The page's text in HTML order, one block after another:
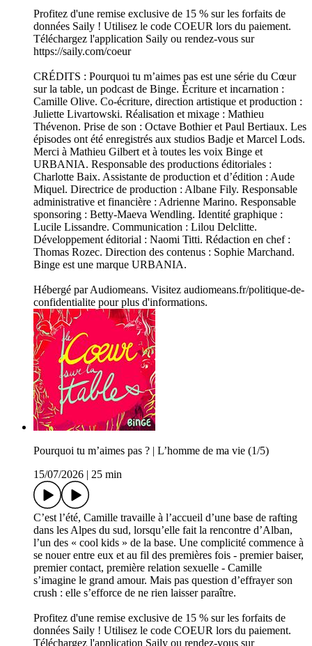
Profitez d'une remise exclusive de 15 % sur les forfaits de
données Saily ! Utilisez le code COEUR lors du paiement.
Téléchargez l'application Saily ou rendez-vous sur
https://saily.com/coeur
CRÉDITS : Pourquoi tu m’aimes pas est une série du Cœur
sur la table, un podcast de Binge. Écriture et incarnation :
Camille Olive. Co-écriture, direction artistique et production :
Juliette Livartowski. Réalisation et mixage : Mathieu
Thévenon. Prise de son : Octave Bothier et Paul Bertiaux. Les
épisodes ont été enregistrés aux studios Badje et Marcel Lods.
Merci à Mathieu Gilbert et à toutes les voix Binge et
URBANIA. Responsable des productions éditoriales :
Charlotte Baix. Assistante de production et d’édition : Aude
Miquel. Directrice de production : Albane Fily. Responsable
administrative et financière : Adrienne Marino. Responsable
sponsoring : Betty-Maeva Wendling. Identité graphique :
Lucile Lissandre. Communication : Lilou Delclitte.
Développement éditorial : Naomi Titti. Rédaction en chef :
Thomas Rozec. Direction des contenus : Sophie Marchand.
Binge est une marque URBANIA.
Hébergé par Audiomeans. Visitez audiomeans.fr/politique-de-
confidentialite pour plus d'informations.
Pourquoi tu m’aimes pas ? | L’homme de ma vie (1/5)
15/07/2026
25 min
C’est l’été, Camille travaille à l’accueil d’une base de rafting
dans les Alpes du sud, lorsqu’elle fait la rencontre d’Alban,
l’un des « cool kids » de la base. Une complicité commence à
se nouer entre eux et au fil des premières fois - premier baiser,
premier contact, première relation sexuelle - Camille
s’imagine le grand amour. Mais pas question d’effrayer son
crush : elle s’efforce de ne rien laisser paraître.
Profitez d'une remise exclusive de 15 % sur les forfaits de
données Saily ! Utilisez le code COEUR lors du paiement.
Téléchargez l'application Saily ou rendez-vous sur